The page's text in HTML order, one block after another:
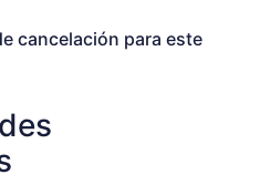
cancelación para este